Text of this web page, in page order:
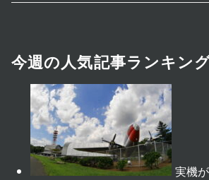
今週の人気記事ランキン
実機